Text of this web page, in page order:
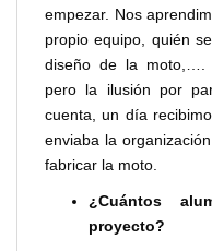
empezar. Nos
propio equipo, quién
diseño de la moto,….
pero la ilusión por
cuenta, un día
enviaba la
fabricar la moto.
¿Cuántos
proyecto?